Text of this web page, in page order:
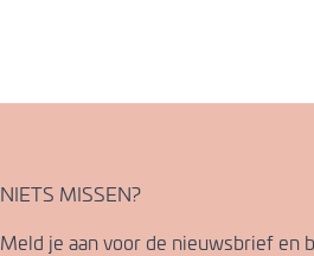
NIETS MISSEN?
Meld je aan voor de nieuwsbrief en